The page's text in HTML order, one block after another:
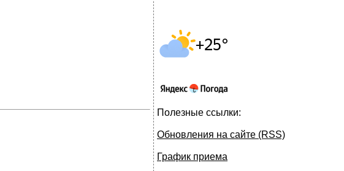
Полезные ссылки:
Обновления на сайте (RSS)
График приема